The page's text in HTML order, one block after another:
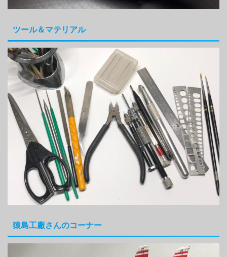
ツール＆マテリアル
猿島工廠さんのコーナー